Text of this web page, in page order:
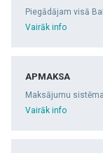
Piegādājam visā
Vairāk info
APMAKSA
Maksājumu
Vairāk info